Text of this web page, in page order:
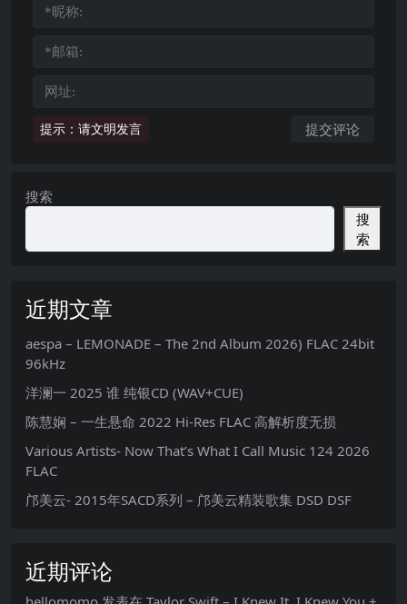
提示：请文明发言
搜索
搜
索
近期文章
aespa – LEMONADE – The 2nd Album 2026) FLAC 24bit
96kHz
洋澜一 2025 谁 纯银CD (WAV+CUE)
陈慧娴 – 一生悬命 2022 Hi-Res FLAC 高解析度无损
Various Artists- Now That’s What I Call Music 124 2026
FLAC
邝美云- 2015年SACD系列 – 邝美云精装歌集 DSD DSF
近期评论